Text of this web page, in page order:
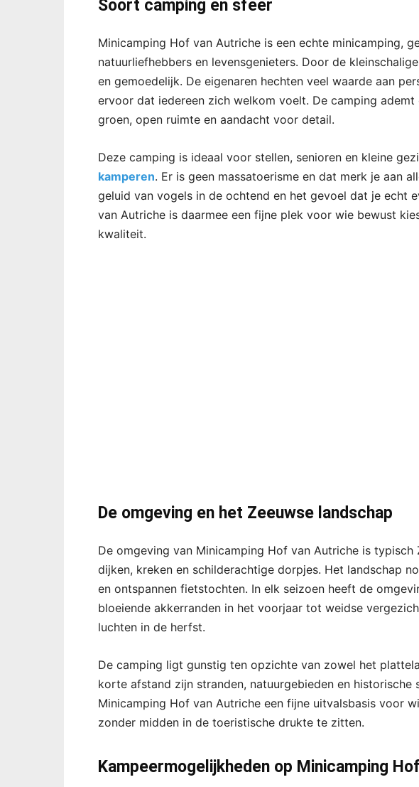
Soort camping en sfeer
Minicamping Hof van Autriche is een echte minicamping,
natuurliefhebbers en levensgenieters. Door de
en gemoedelijk. De eigenaren hechten veel waarde aan
ervoor dat iedereen zich welkom voelt. De camping ademt
groen, open ruimte en aandacht voor detail.
Deze camping is ideaal voor stellen, senioren en kleine
kamperen. Er is geen massatoerisme en dat merk je aan
geluid van vogels in de ochtend en het gevoel dat je echt
van Autriche is daarmee een fijne plek voor wie bewust
kwaliteit.
De omgeving en het Zeeuwse landschap
De omgeving van Minicamping Hof van Autriche is typisch
dijken, kreken en schilderachtige dorpjes. Het landschap
en ontspannen fietstochten. In elk seizoen heeft de
bloeiende akkerranden in het voorjaar tot weidse
luchten in de herfst.
De camping ligt gunstig ten opzichte van zowel het
korte afstand zijn stranden, natuurgebieden en historische
Minicamping Hof van Autriche een fijne uitvalsbasis voor
zonder midden in de toeristische drukte te zitten.
Kampeermogelijkheden op Minicamping